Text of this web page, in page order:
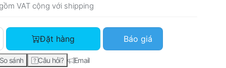
VAT cộng với shipping
Mực in Canon 325 Laser cartridge với giá 1.639.000₫, số
Đặt hàng Báo giá
So sánh Câu hỏi? Email